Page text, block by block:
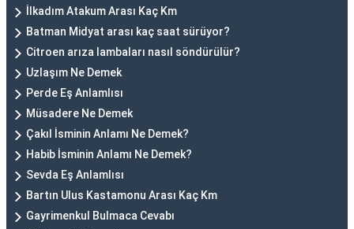
İlkadım Atakum Arası Kaç Km
Batman Midyat arası kaç saat sürüyor?
Citroen arıza lambaları nasıl söndürülür?
Uzlaşım Ne Demek
Perde Eş Anlamlısı
Müsadere Ne Demek
Çakıl İsminin Anlamı Ne Demek?
Habib İsminin Anlamı Ne Demek?
Sevda Eş Anlamlısı
Bartın Ulus Kastamonu Arası Kaç Km
Gayrimenkul Bulmaca Cevabı